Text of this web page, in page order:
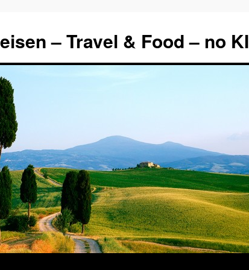
– Travel & Food – no KI